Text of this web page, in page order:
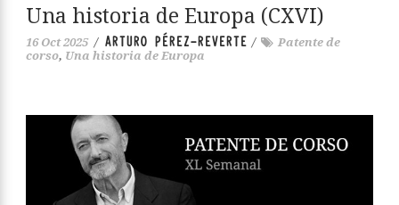
Una historia de Europa (CXVI)
16 Oct 2025 / ARTURO PÉREZ-REVERTE /
Patente de
corso, Una historia de Europa